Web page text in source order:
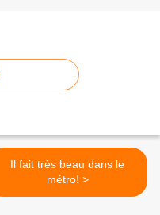
Il fait très beau dans le
métro! >